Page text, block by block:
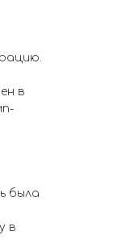
в
была
в